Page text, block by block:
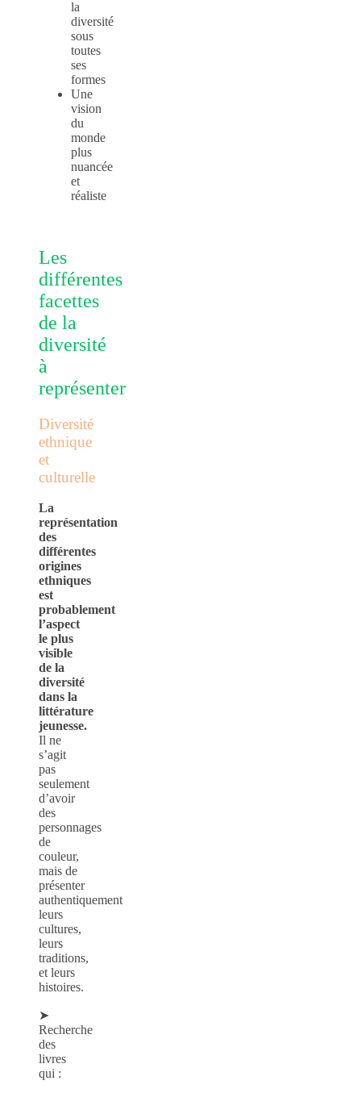
la
diversité
sous
toutes
ses
formes
Une
vision
du
monde
plus
nuancée
et
réaliste
Les
différentes
facettes
de la
diversité
à
représenter
Diversité
ethnique
et
culturelle
La
représentation
des
différentes
origines
ethniques
est
probablement
l’aspect
le plus
visible
de la
diversité
dans la
littérature
jeunesse.
Il ne
s’agit
pas
seulement
d’avoir
des
personnages
de
couleur,
mais de
présenter
authentiquement
leurs
cultures,
leurs
traditions,
et leurs
histoires.
➤
Recherche
des
livres
qui :